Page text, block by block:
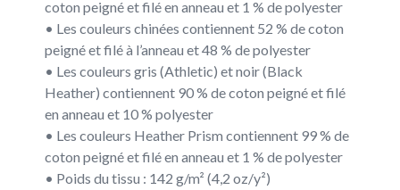
coton peigné et filé en anneau et 1 % de polyester
• Les couleurs chinées contiennent 52 % de coton
peigné et filé à l’anneau et 48 % de polyester
• Les couleurs gris (Athletic) et noir (Black
Heather) contiennent 90 % de coton peigné et filé
en anneau et 10 % polyester
• Les couleurs Heather Prism contiennent 99 % de
coton peigné et filé en anneau et 1 % de polyester
• Poids du tissu : 142 g/m² (4,2 oz/y²)